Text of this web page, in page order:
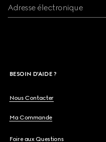
Adresse électronique
BESOIN D'AIDE ?
Nous Contacter
Ma Commande
Foire aux Questions